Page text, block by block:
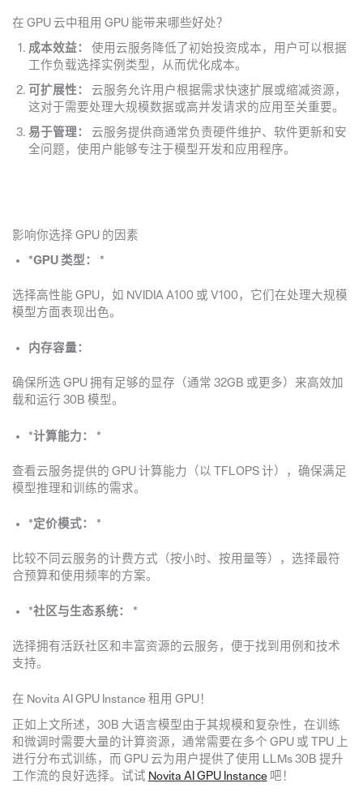
在 GPU 云中租用 GPU 能带来哪些好处？
成本效益：
使用云服务降低了初始投资成本，用户可以根据
工作负载选择实例类型，从而优化成本。
可扩展性：
云服务允许用户根据需求快速扩展或缩减资源，
这对于需要处理大规模数据或高并发请求的应用至关重要。
易于管理：
云服务提供商通常负责硬件维护、软件更新和安
全问题，使用户能够专注于模型开发和应用程序。
影响你选择 GPU 的因素
*GPU 类型： *
选择高性能 GPU，如 NVIDIA A100 或 V100，它们在处理大规模
模型方面表现出色。
内存容量：
确保所选 GPU 拥有足够的显存（通常 32GB 或更多）来高效加
载和运行 30B 模型。
*计算能力： *
查看云服务提供的 GPU 计算能力（以 TFLOPS 计），确保满足
模型推理和训练的需求。
*定价模式： *
比较不同云服务的计费方式（按小时、按用量等），选择最符
合预算和使用频率的方案。
*社区与生态系统： *
选择拥有活跃社区和丰富资源的云服务，便于找到用例和技术
支持。
在 Novita AI GPU Instance 租用 GPU！
正如上文所述，30B 大语言模型由于其规模和复杂性，在训练
和微调时需要大量的计算资源，通常需要在多个 GPU 或 TPU 上
进行分布式训练，而 GPU 云为用户提供了使用 LLMs 30B 提升
工作流的良好选择。试试 Novita AI GPU Instance吧！